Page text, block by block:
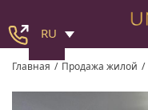
RU
Главная / Продажа жилой /